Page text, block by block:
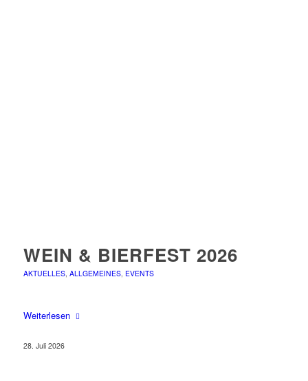
WEIN & BIERFEST 2026
AKTUELLES, ALLGEMEINES, EVENTS
Weiterlesen
28. Juli 2026